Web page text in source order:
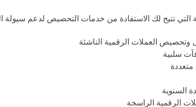
التي تتيح لك الاستفادة من خدمات التحصيص لدعم